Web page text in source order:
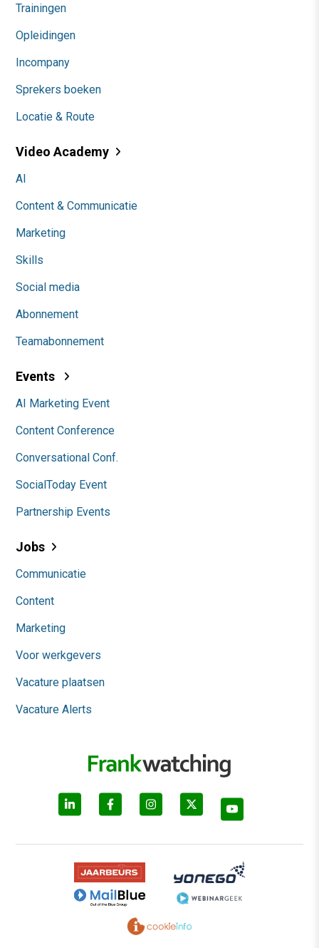
Trainingen
Opleidingen
Incompany
Sprekers boeken
Locatie & Route
Video Academy
AI
Content & Communicatie
Marketing
Skills
Social media
Abonnement
Teamabonnement
Events
AI Marketing Event
Content Conference
Conversational Conf.
SocialToday Event
Partnership Events
Jobs
Communicatie
Content
Marketing
Voor werkgevers
Vacature plaatsen
Vacature Alerts